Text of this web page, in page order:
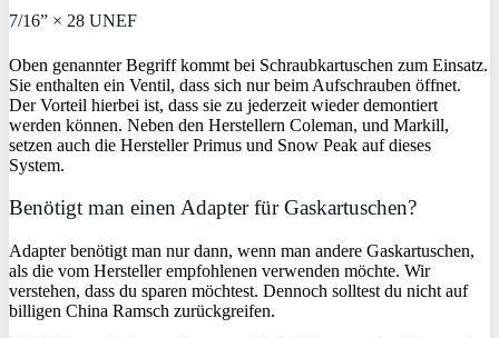
7/16” × 28 UNEF
Oben genannter Begriff kommt bei Schraubkartuschen zum Einsatz.
Sie enthalten ein Ventil, dass sich nur beim Aufschrauben öffnet.
Der Vorteil hierbei ist, dass sie zu jederzeit wieder demontiert
werden können. Neben den Herstellern Coleman, und Markill,
setzen auch die Hersteller Primus und Snow Peak auf dieses
System.
Benötigt man einen Adapter für Gaskartuschen?
Adapter benötigt man nur dann, wenn man andere Gaskartuschen,
als die vom Hersteller empfohlenen verwenden möchte. Wir
verstehen, dass du sparen möchtest. Dennoch solltest du nicht auf
billigen China Ramsch zurückgreifen.